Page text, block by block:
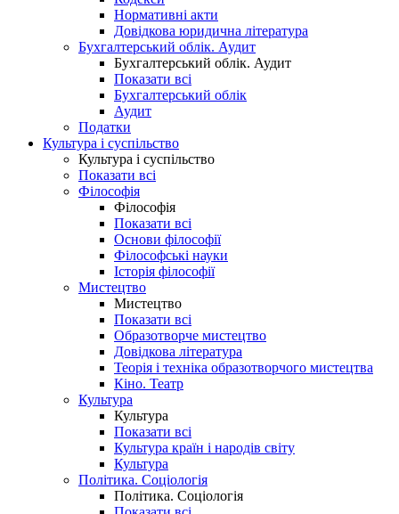
Нормативні акти
Довідкова юридична література
Бухгалтерський облік. Аудит
Бухгалтерський облік. Аудит
Показати всі
Бухгалтерський облік
Аудит
Податки
Культура і суспільство
Культура і суспільство
Показати всі
Філософія
Філософія
Показати всі
Основи філософії
Філософські науки
Історія філософії
Мистецтво
Мистецтво
Показати всі
Образотворче мистецтво
Довідкова література
Теорія і техніка образотворчого мистецтва
Кіно. Театр
Культура
Культура
Показати всі
Культура країн і народів світу
Культура
Політика. Соціологія
Політика. Соціологія